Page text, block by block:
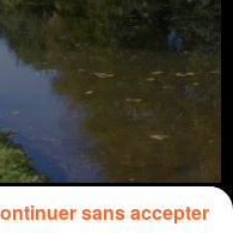
sans accepter